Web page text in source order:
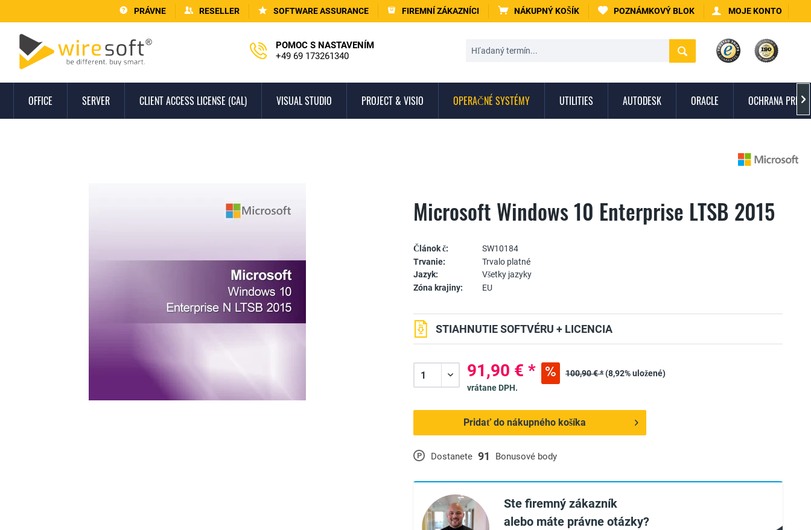
PRÁVNE RESELLER SOFTWARE ASSURANCE FIREMNÍ ZÁKAZNÍCI NÁKUPNÝ KOŠÍK POZNÁMKOVÝ BLOK MOJE KONTO
POMOC S NASTAVENÍM
+49 69 173261340
OFFICE SERVER CLIENT ACCESS LICENSE (CAL) VISUAL STUDIO PROJECT & VISIO OPERAČNÉ SYSTÉMY UTILITIES AUTODESK ORACLE OCHRANA PRED

Microsoft Windows 10 Enterprise LTSB 2015
Článok č:
SW10184
Trvanie:
Trvalo platné
Jazyk:
Všetky jazyky
Zóna krajiny:
EU
P Dostanete 91 Bonusové body
STIAHNUTIE SOFTVÉRU + LICENCIA
91,90 € * 100,90 € *(8,92% uložené)
vrátane DPH.
Pridať do nákupného košíka
Ste firemný zákazník
alebo máte právne otázky?